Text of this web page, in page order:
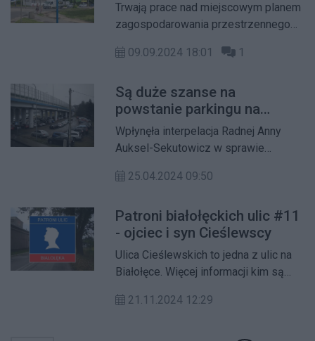
Trwają prace nad miejscowym planem
zagospodarowania przestrzennego
09.09.2024 18:01
1
Są duże szanse na
powstanie parkingu na
Płudach
Wpłynęła interpelacja Radnej Anny
Auksel-Sekutowicz w sprawie
PKP Warszawa Płudy
25.04.2024 09:50
Patroni białołęckich ulic #11
- ojciec i syn Cieślewscy
Ulica Cieślewskich to jedna z ulic na
Białołęce. Więcej informacji kim są
Patronów białołęckich ulic.
21.11.2024 12:29